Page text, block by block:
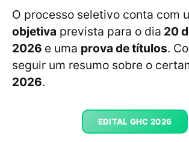
O processo seletivo conta com
objetiva prevista para o dia 20
2026 e uma prova de títulos.
seguir um resumo sobre o
2026.
EDITAL GHC 2026